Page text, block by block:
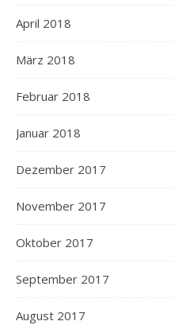
April 2018
März 2018
Februar 2018
Januar 2018
Dezember 2017
November 2017
Oktober 2017
September 2017
August 2017